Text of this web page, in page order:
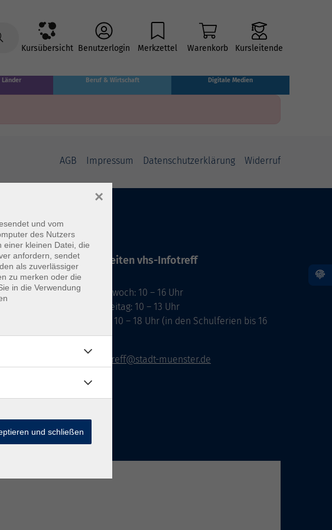
Kursübersicht Benutzerlogin Merkzettel Warenkorb Kursleitende
Länder Beruf & Wirtschaft Digitale Medien
AGB Impressum Datenschutzerklärung Widerruf
Öffnungszeiten vhs-Infotreff
Montag, Mittwoch: 10 – 16 Uhr
Dienstag, Freitag: 10 – 13 Uhr
Donnerstag: 10 – 18 Uhr (in den Schulferien bis 16
Uhr)
vhs-infotreff@stadt-muenster.de
und vom
des Nutzers
einer kleinen Datei, die
anfordern, sendet
als zuverlässiger
zu merken oder die
in die Verwendung
×
und schließen